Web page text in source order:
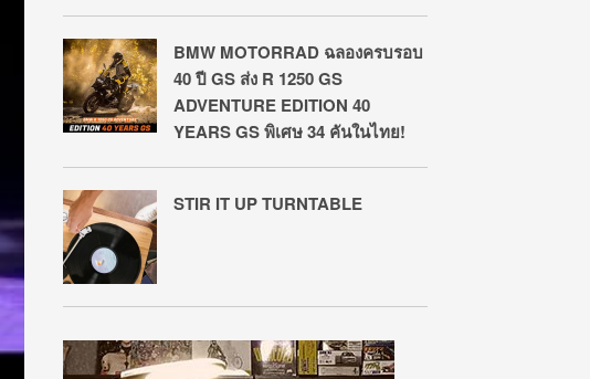
BMW MOTORRAD ฉลองครบรอบ
40 ปี GS ส่ง R 1250 GS
ADVENTURE EDITION 40
YEARS GS พิเศษ 34 คันในไทย!
STIR IT UP TURNTABLE